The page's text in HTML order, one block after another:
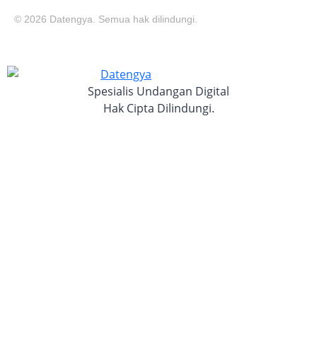
© 2026 Datengya. Semua hak dilindungi.
Spesialis Undangan Digital
Hak Cipta Dilindungi.